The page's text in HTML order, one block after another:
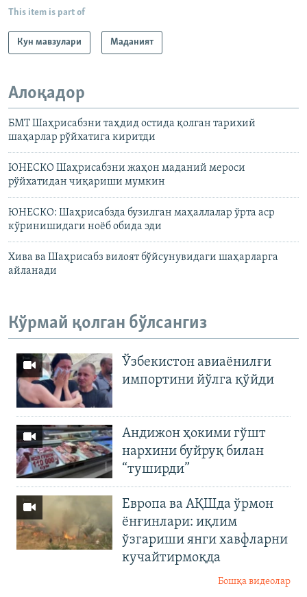
This item is part of
Кун мавзулари Маданият
Алоқадор
БМТ Шаҳрисабзни таҳдид остида қолган тарихий
шаҳарлар рўйхатига киритди
ЮНЕСКО Шаҳрисабзни жаҳон маданий мероси
рўйхатидан чиқариши мумкин
ЮНЕСКО: Шаҳрисабзда бузилган маҳаллалар ўрта аср
кўринишидаги ноёб обида эди
Хива ва Шаҳрисабз вилоят бўйсунувидаги шаҳарларга
айланади
Кўрмай қолган бўлсангиз
Ўзбекистон авиаёнилғи
импортини йўлга қўйди
Андижон ҳокими гўшт
нархини буйруқ билан
“туширди”
Европа ва АҚШда ўрмон
ёнғинлари: иқлим
ўзгариши янги хавфларни
кучайтирмоқда
Бошқа видеолар